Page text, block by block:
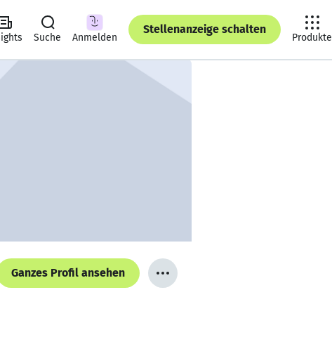
Suche Anmelden
Stellenanzeige schalten
Produkte
Ganzes Profil ansehen